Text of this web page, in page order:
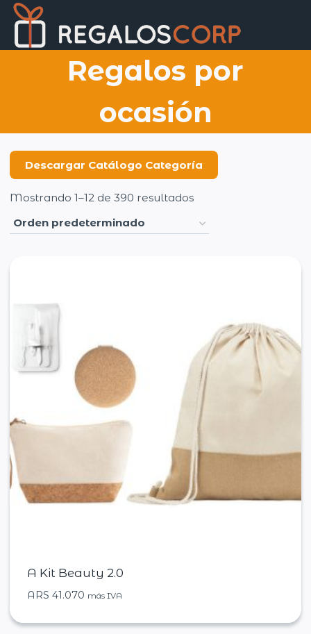
Saltar
contenido
Regalos por
ocasión
Descargar Catálogo Categoría
Mostrando 1–12 de 390 resultados
A Kit Beauty 2.0
ARS 41.070 más IVA